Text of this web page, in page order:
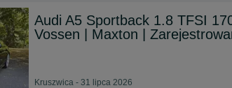
Audi A5 Sportback 1.8 TFSI
Vossen | Maxton |
Kruszwica - 31 lipca 2026